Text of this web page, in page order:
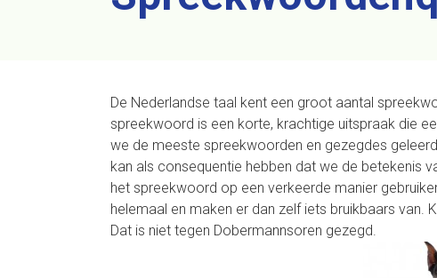
De Nederlandse taal kent een groot aantal
spreekwoord is een korte, krachtige uitspraak die
we de meeste spreekwoorden en gezegdes
kan als consequentie hebben dat we de betekenis
het spreekwoord op een verkeerde manier
helemaal en maken er dan zelf iets bruikbaars van.
Dat is niet tegen Dobermannsoren gezegd.